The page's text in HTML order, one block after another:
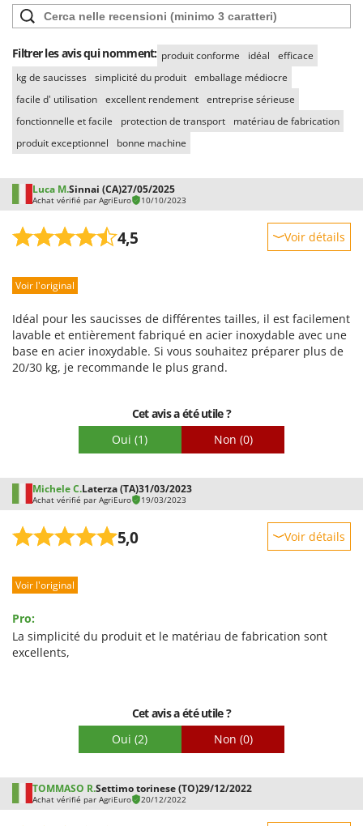
Prismafood
R
R.G.V.
Reber
Redback
Ribimex
Ripartrak
Ritter
Robomow
Rover Pompe
Royal Food
Santos
Sbaraglia
Schnitzer
Seven Italy
Shark
Silky
Simatech
Skil
Spiralmac
Filtrer les avis qui nomment: produit conforme idéal
efficace
kg de saucisses simplicité du produit emballage médiocre
facile d' utilisation excellent rendement entreprise sérieuse
fonctionnelle et facile
protection de transport
matériau de fabrication
produit exceptionnel
bonne machine
Luca M.Sinnai (CA)27/05/2025
Achat vérifié par AgriEuro 10/10/2023
4,5 Voir détails
Prestations
Qualité / Prix
Facilité de montage
Voir l'original
Idéal pour les saucisses de différentes tailles, il est facilement
lavable et entièrement fabriqué en acier inoxydable avec une
base en acier inoxydable. Si vous souhaitez préparer plus de
20/30 kg, je recommande le plus grand.
Cet avis a été utile ?
Oui (1) Non (0)
Michele C.Laterza (TA)31/03/2023
Achat vérifié par AgriEuro 19/03/2023
5,0 Voir détails
Prestations
Qualité / Prix
Facilité de montage
Voir l'original
Pro:
La simplicité du produit et le matériau de fabrication sont
excellents,
Cet avis a été utile ?
Oui (2) Non (0)
TOMMASO R.Settimo torinese (TO)29/12/2022
Achat vérifié par AgriEuro 20/12/2022